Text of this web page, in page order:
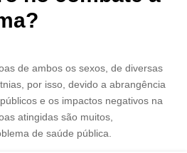
de ambos os sexos, de diversas
por isso, devido a abrangência
e os impactos negativos na
atingidas são muitos,
de saúde pública.